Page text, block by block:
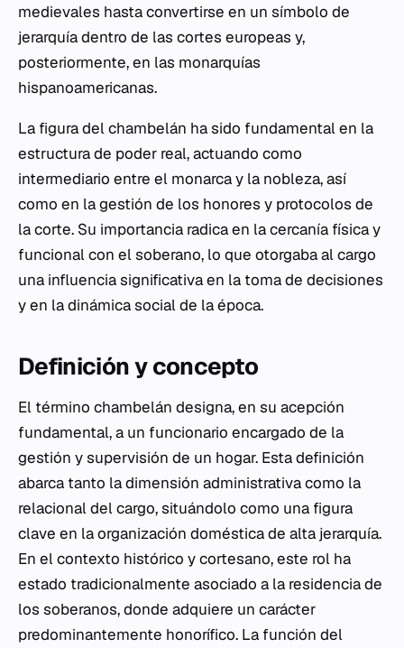
medievales hasta convertirse en un símbolo de
jerarquía dentro de las cortes europeas y,
posteriormente, en las monarquías
hispanoamericanas.
La figura del chambelán ha sido fundamental en la
estructura de poder real, actuando como
intermediario entre el monarca y la nobleza, así
como en la gestión de los honores y protocolos de
la corte. Su importancia radica en la cercanía física y
funcional con el soberano, lo que otorgaba al cargo
una influencia significativa en la toma de decisiones
y en la dinámica social de la época.
Definición y concepto
El término chambelán designa, en su acepción
fundamental, a un funcionario encargado de la
gestión y supervisión de un hogar. Esta definición
abarca tanto la dimensión administrativa como la
relacional del cargo, situándolo como una figura
clave en la organización doméstica de alta jerarquía.
En el contexto histórico y cortesano, este rol ha
estado tradicionalmente asociado a la residencia de
los soberanos, donde adquiere un carácter
predominantemente honorífico. La función del